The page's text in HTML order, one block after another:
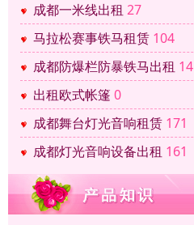
成都一米线出租 27
马拉松赛事铁马租赁 104
成都防爆栏防暴铁马出租 14
出租欧式帐篷 0
成都舞台灯光音响租赁 171
成都灯光音响设备出租 161